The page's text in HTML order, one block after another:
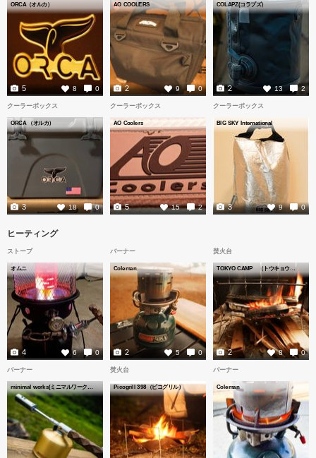
ORCA（オルカ）
8 0
5
AO COOLERS
9 0
2
COLAPZ(コラプズ）
13 2
2
クーラーボックス
ORCA （オルカ）
18 0
3
クーラーボックス
AO Coolers
15 2
5
クーラーボックス
BIG SKY International
9 0
3
ヒーティング
ストーブ
オムニ
6 0
4
バーナー
Coleman
5 0
2
焚火台
TOKYO CAMP （トウキョウキャンプ）
8 0
2
バーナー 焚火台
Picogrill 398（ピコグリル）
バーナー
Coleman